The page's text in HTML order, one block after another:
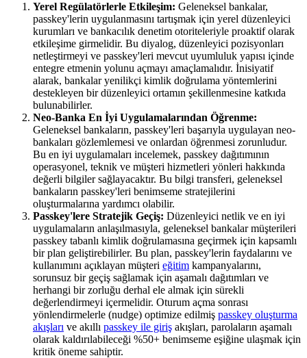
Yerel Regülatörlerle Etkileşim: Geleneksel bankalar,
passkey'lerin uygulanmasını tartışmak için yerel düzenleyici
kurumları ve bankacılık denetim otoriteleriyle proaktif olarak
etkileşime girmelidir. Bu diyalog, düzenleyici pozisyonları
netleştirmeyi ve passkey'leri mevcut uyumluluk yapısı içinde
entegre etmenin yolunu açmayı amaçlamalıdır. İnisiyatif
alarak, bankalar yenilikçi kimlik doğrulama yöntemlerini
destekleyen bir düzenleyici ortamın şekillenmesine katkıda
bulunabilirler.
Neo-Banka En İyi Uygulamalarından Öğrenme:
Geleneksel bankaların, passkey'leri başarıyla uygulayan neo-
bankaları gözlemlemesi ve onlardan öğrenmesi zorunludur.
Bu en iyi uygulamaları incelemek, passkey dağıtımının
operasyonel, teknik ve müşteri hizmetleri yönleri hakkında
değerli bilgiler sağlayacaktır. Bu bilgi transferi, geleneksel
bankaların passkey'leri benimseme stratejilerini
oluşturmalarına yardımcı olabilir.
Passkey'lere Stratejik Geçiş: Düzenleyici netlik ve en iyi
uygulamaların anlaşılmasıyla, geleneksel bankalar müşterileri
passkey tabanlı kimlik doğrulamasına geçirmek için kapsamlı
bir plan geliştirebilirler. Bu plan, passkey'lerin faydalarını ve
kullanımını açıklayan müşteri eğitim kampanyalarını,
sorunsuz bir geçiş sağlamak için aşamalı dağıtımları ve
herhangi bir zorluğu derhal ele almak için sürekli
değerlendirmeyi içermelidir. Oturum açma sonrası
yönlendirmelerle (nudge) optimize edilmiş passkey oluşturma
akışları ve akıllı passkey ile giriş akışları, parolaların aşamalı
olarak kaldırılabileceği %50+ benimseme eşiğine ulaşmak için
kritik öneme sahiptir.